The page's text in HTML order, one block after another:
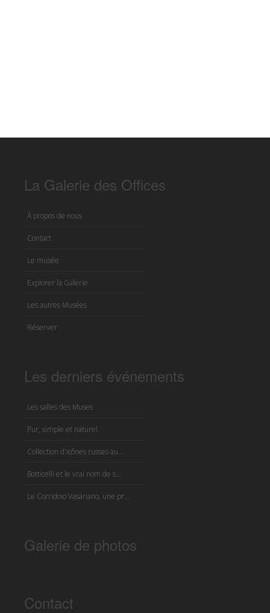
La Galerie des Offices
À propos de nous
Contact
Le musée
Explorer la Galerie
Les autres Musées
Réserver
Les derniers événements
Les salles des Muses
Pur, simple et naturel
Collection d'icônes russes au...
Botticelli et le vrai nom de s...
Le Corridoio Vasariano, une pr...
Galerie de photos
Contact